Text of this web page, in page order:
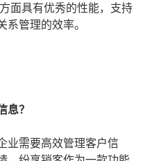
面具有优秀的性能，支持
管理的效率。
息？
业需要高效管理客户信